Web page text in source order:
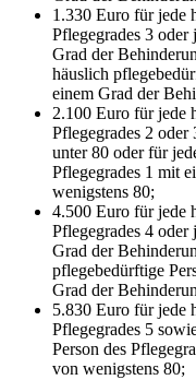
1.330 Euro für jede
Pflegegrades 3 oder
Grad der
häuslich
einem Grad der
2.100 Euro für jede
Pflegegrades 2
unter 80 oder für
Pflegegrades 1 mit
wenigstens 80;
4.500 Euro für jede
Pflegegrades 4 oder
Grad der
pflegebedürftige
Grad der
5.830 Euro für jede
Pflegegrades 5
Person des
von wenigstens 80;